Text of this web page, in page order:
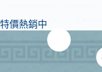
特價熱銷中